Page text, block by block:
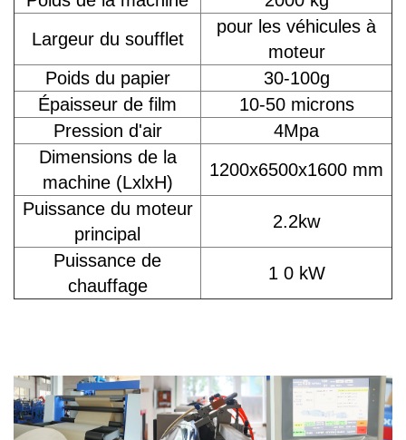
Largeur du soufflet
pour les véhicules à
moteur
Poids du papier
30-100g
Épaisseur de film
10-50 microns
Pression d'air
4Mpa
Dimensions de la
machine (LxlxH)
1200x6500x1600 mm
Puissance du moteur
principal
2.2kw
Puissance de
chauffage
1 0 kW